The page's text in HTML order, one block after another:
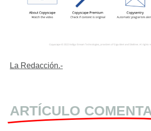
La Redacción.-
ARTÍCULO